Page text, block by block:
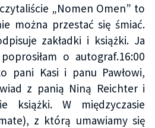
„Nomen Omen” to
można przestać się śmiać.
zakładki i książki. Ja
o autograf.16:00
pani Kasi i panu Pawłowi,
z panią Niną Reichter i
książki. W międzyczasie
z którą umawiamy się